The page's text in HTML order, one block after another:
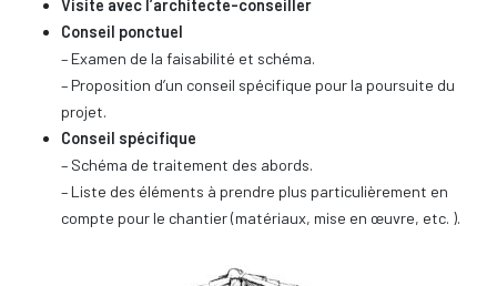
Visite avec l’architecte-conseiller
Conseil ponctuel
– Examen de la faisabilité et schéma.
– Proposition d’un conseil spécifique pour la poursuite du
projet.
Conseil spécifique
– Schéma de traitement des abords.
– Liste des éléments à prendre plus particulièrement en
compte pour le chantier (matériaux, mise en œuvre, etc. ).